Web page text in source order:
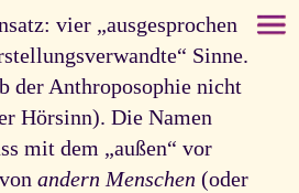
vier „ausgesprochen
Sinne.
der Anthroposophie nicht
Hörsinn). Die Namen
mit dem „außen“ vor
andern Menschen (oder